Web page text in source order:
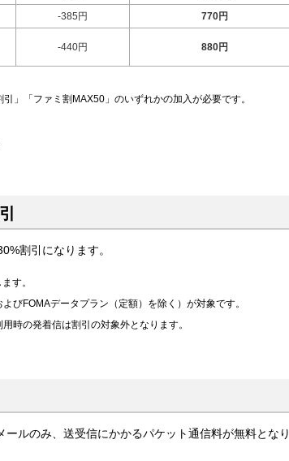
-385円 770円
-440円 880円
」「ファミ割MAX50」のいずれかの加入が必要です。
割引になります。
す。
びFOMAデータプラン（定額）を除く）が対象です。
時の発着信は割引の対象外となります。
ルのみ、送受信にかかるパケット通信料が無料となり